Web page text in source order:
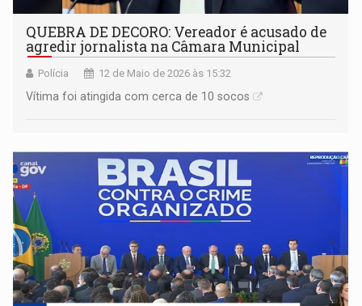
QUEBRA DE DECORO: Vereador é acusado de
agredir jornalista na Câmara Municipal
Polícia 12 de Maio de 2026 às 15:32
Vítima foi atingida com cerca de 10 socos